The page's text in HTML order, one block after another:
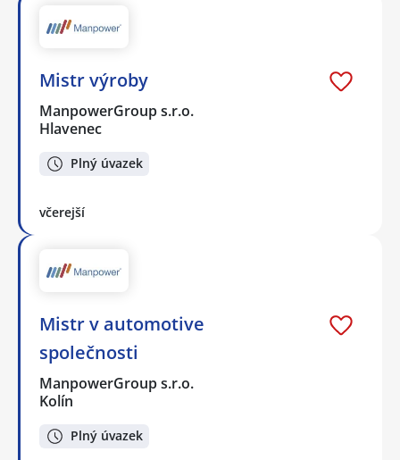
Mistr výroby
ManpowerGroup s.r.o.
Hlavenec
Plný úvazek
včerejší
Mistr v automotive
společnosti
ManpowerGroup s.r.o.
Kolín
Plný úvazek